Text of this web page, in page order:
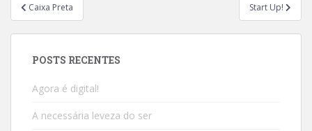
Caixa Preta Start Up!
POSTS RECENTES
Agora é digital!
A necessária leveza do ser